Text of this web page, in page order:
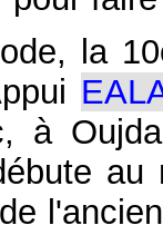
la
à